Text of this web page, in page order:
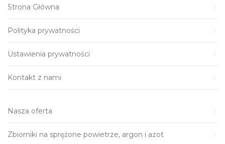
Strona Główna
Polityka prywatności
Ustawienia prywatności
Kontakt z nami
Nasza oferta
Zbiorniki na sprężone powietrze, argon i azot